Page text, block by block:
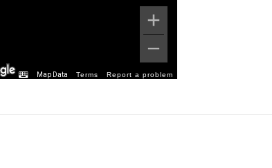
Map Data Terms Report a problem